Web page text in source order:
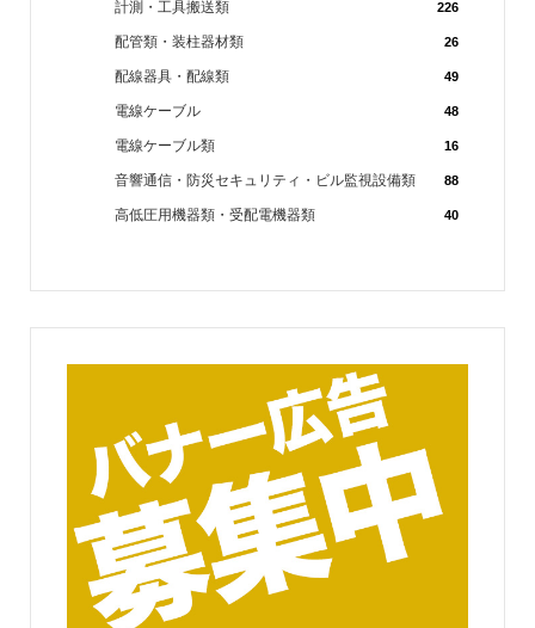
計測・工具搬送類 226
配管類・装柱器材類 26
配線器具・配線類 49
電線ケーブル 48
電線ケーブル類 16
音響通信・防災セキュリティ・ビル監視設備類 88
高低圧用機器類・受配電機器類 40